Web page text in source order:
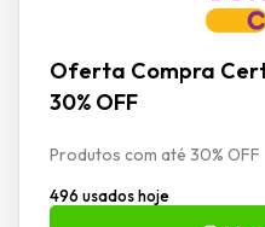
Oferta Compra
30% OFF
Produtos com até 30% OFF
496 usados hoje